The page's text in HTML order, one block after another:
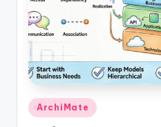
Posted
in
ArchiMate